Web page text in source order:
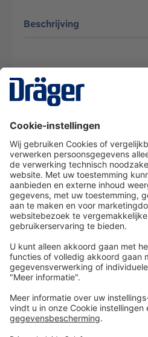
Beschrijving
Dräger klantenservice
Over Dräger
Bestellen in onze webshop
Community